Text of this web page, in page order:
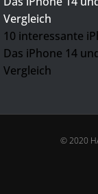
Vergleich
10 interessante
Das iPhone 14
Vergleich
© 2020